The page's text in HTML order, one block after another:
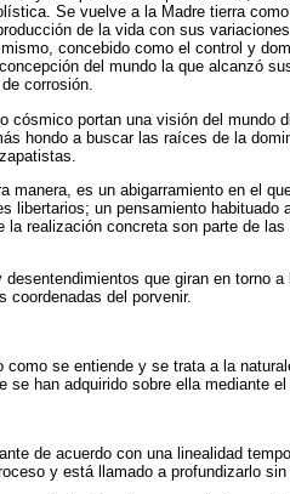
Se vuelve a la Madre tierra
de la vida con sus
concebido como el control y
del mundo la que alcanzó
corrosión.
portan una visión del
hondo a buscar las raíces de la
manera, es un abigarramiento en el
libertarios; un pensamiento habituado
realización concreta son parte de
que giran en
coordenadas del porvenir.
se entiende y se trata a la
han adquirido sobre ella mediante
de acuerdo con una linealidad
y está llamado a profundizarlo